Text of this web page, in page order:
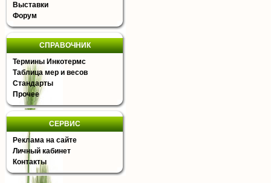
Выставки
Форум
СПРАВОЧНИК
Термины Инкотермс
Таблица мер и весов
Стандарты
Прочее
СЕРВИС
Реклама на сайте
Личный кабинет
Контакты